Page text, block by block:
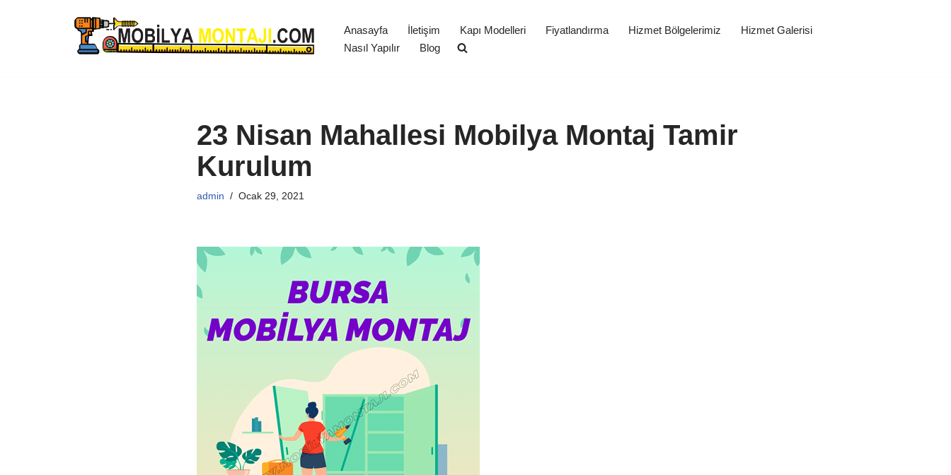
Anasayfa İletişim Kapı Modelleri Fiyatlandırma Hizmet Bölgelerimiz
Hizmet Galerisi
Nasıl Yapılır
Blog
23 Nisan Mahallesi Mobilya Montaj Tamir
Kurulum
admin Ocak 29, 2021